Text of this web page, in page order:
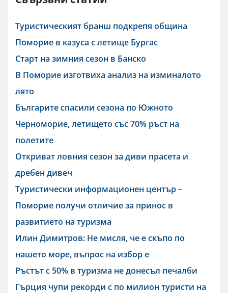
Туристическият бранш подкрепя община
Поморие в казуса с летище Бургас
Старт на зимния сезон в Банско
В Поморие изготвиха анализ на изминалото
лято
Българите спасили сезона по Южното
Черноморие, летището със 70% ръст на
полетите
Откриват ловния сезон за диви прасета и
дребен дивеч
Туристически информационен център –
Поморие получи отличие за принос в
развитието на туризма
Илин Димитров: Не мисля, че е скъпо по
нашето море, въпрос на избор е
Ръстът с 50% в туризма не донесъл печалби
Гърция чупи рекорди с по милион туристи на